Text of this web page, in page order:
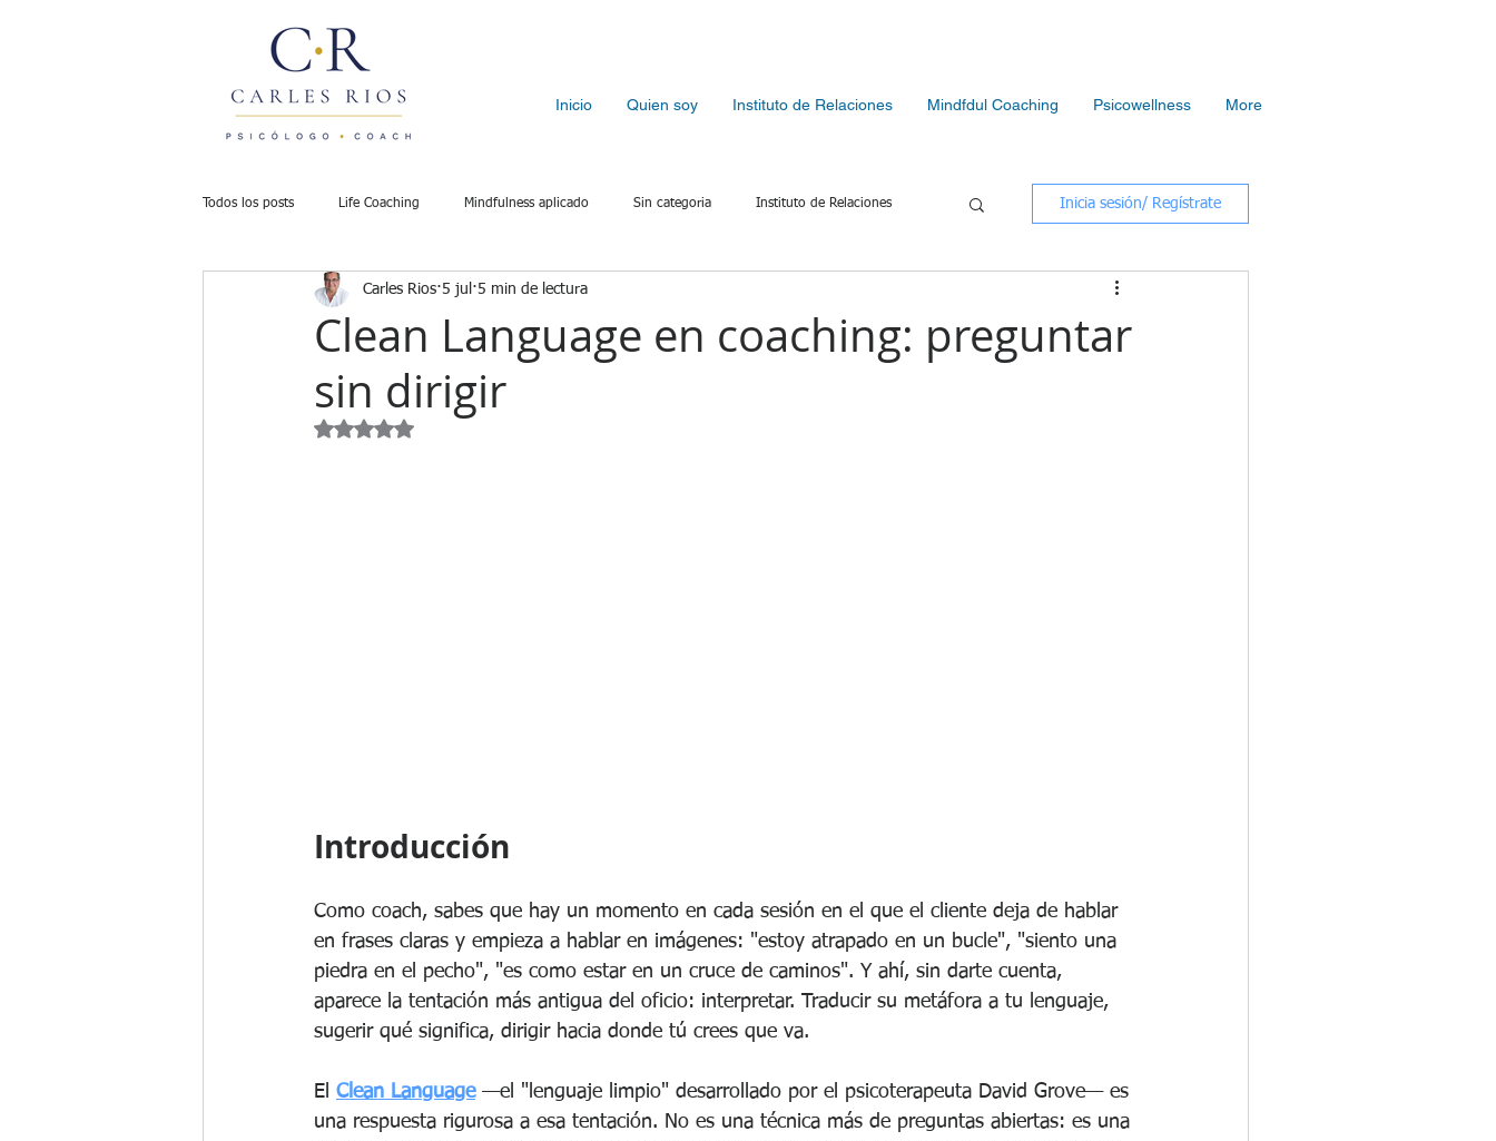
Inicio Quien soy Instituto de Relaciones Mindfdul Coaching Psicowellness More
Todos los posts Life Coaching Mindfulness aplicado Sin categoria Instituto de Relaciones
Psicowellness Mindful Coaching - Método FARO
Aceptación y Valores Comunicación y conflicto
Inicia sesión/ Regístrate
Clean Language en coaching: preguntar
sin dirigir
Carles Rios 5 jul 5 min de lectura
Obtuvo NaN de 5 estrellas.
Introducción
Como coach, sabes que hay un momento en cada sesión en el que el cliente deja de hablar
en frases claras y empieza a hablar en imágenes: "estoy atrapado en un bucle", "siento una
piedra en el pecho", "es como estar en un cruce de caminos". Y ahí, sin darte cuenta,
aparece la tentación más antigua del oficio: interpretar. Traducir su metáfora a tu lenguaje,
sugerir qué significa, dirigir hacia donde tú crees que va.
El Clean Language —el "lenguaje limpio" desarrollado por el psicoterapeuta David Grove— es
una respuesta rigurosa a esa tentación. No es una técnica más de preguntas abiertas: es una